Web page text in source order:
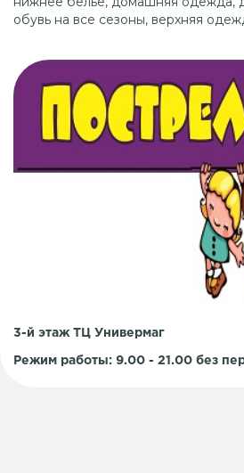
обувь на все сезоны, верхняя
3-й этаж ТЦ Универмаг
Режим работы: 9.00 - 21.00 без